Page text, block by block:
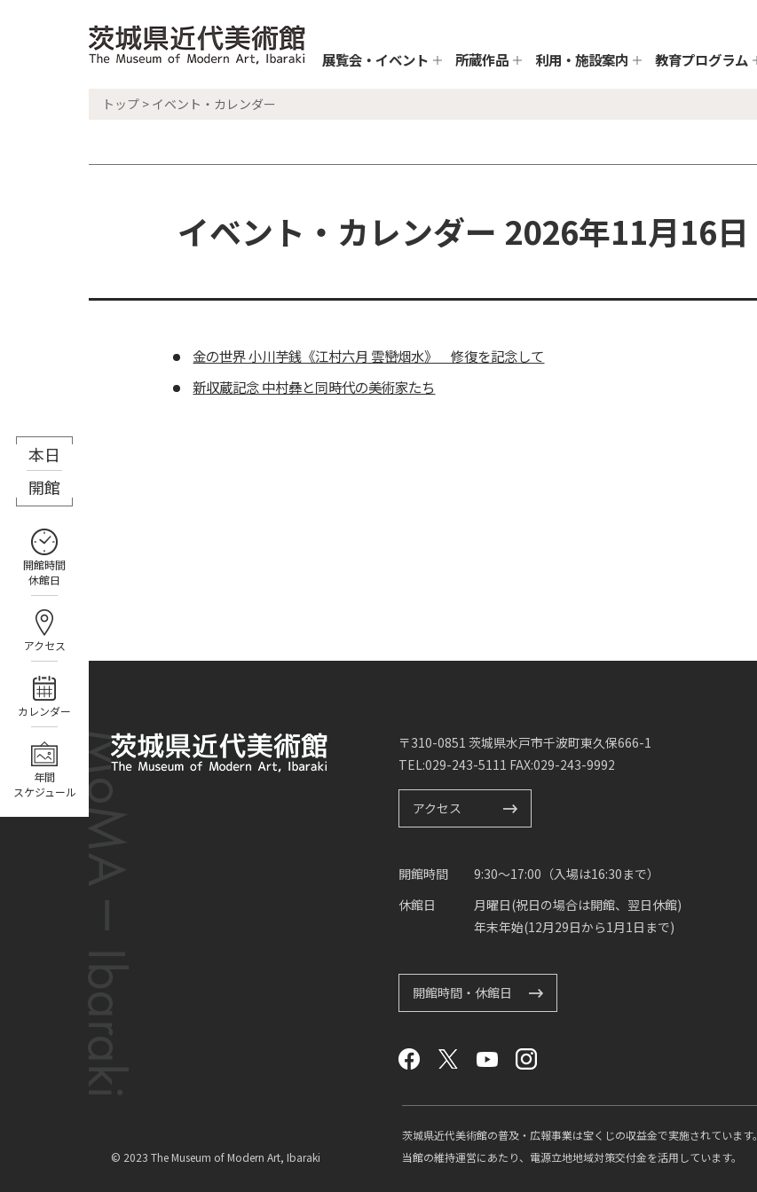
展覧会・イベント 所蔵作品 利用・施設案内 教育プログラム
本日
開館
開館時間
休館日
アクセス
カレンダー
年間
スケジュール
トップ > イベント・カレンダー
イベント・カレンダー 2026年11月16日
金の世界 小川芋銭《江村六月 雲巒烟水》 修復を記念して
新収蔵記念 中村彝と同時代の美術家たち
〒310-0851 茨城県水戸市千波町東久保666-1
TEL:029-243-5111 FAX:029-243-9992
アクセス
開館時間
9:30～17:00（入場は16:30まで）
休館日
月曜日(祝日の場合は開館、翌日休館)
年末年始(12月29日から1月1日まで)
開館時間・休館日
茨城県近代美術館の普及・広報事業は宝くじの収益金で実施されています。
当館の維持運営にあたり、電源立地地域対策交付金を活用しています。
© 2023 The Museum of Modern Art, Ibaraki